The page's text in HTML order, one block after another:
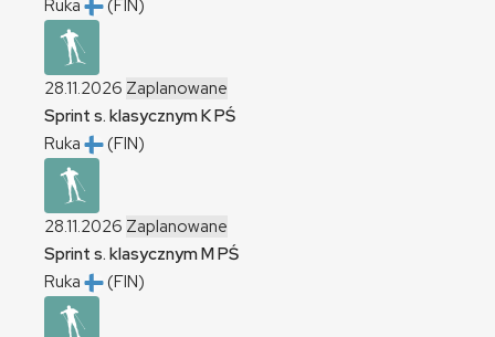
Ruka
(FIN)
28.11.2026 Zaplanowane
Sprint s. klasycznymKPŚ
Ruka
(FIN)
28.11.2026 Zaplanowane
Sprint s. klasycznymMPŚ
Ruka
(FIN)